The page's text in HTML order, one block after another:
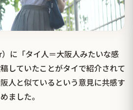
に「タイ人＝大阪人みたいな感
していたことがタイで紹介されて
人と似ているという意見に共感す
ました。